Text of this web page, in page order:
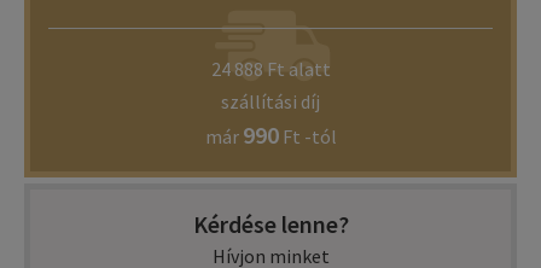
24 888 Ft alatt
szállítási díj
már 990Ft -tól
Kérdése lenne?
Hívjon minket